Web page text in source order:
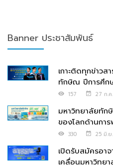
Banner ประชาสัมพันธ์
เกาะติดทุกข่าว
ทักษิณ ปีการศึก
157 27 ก.
มหาวิทยาลัยทัก
ของโลกด้านการ
330 25 มิ.
เปิดรับสมัครอา
เคลื่อนมหาวิทยา